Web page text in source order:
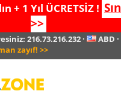
+ 1 Yıl ÜCRETSİZ !
>>
216.73.216.232 · ABD ·
zayıf! >>